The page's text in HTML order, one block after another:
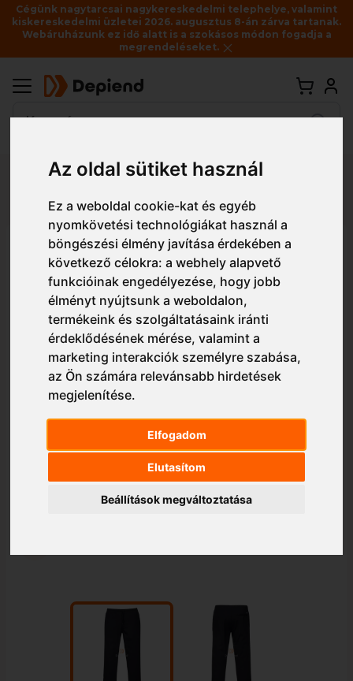
Az oldal sütiket használ
Ez a weboldal cookie-kat és egyéb
nyomkövetési technológiákat használ a
böngészési élmény javítása érdekében a
következő célokra:a webhely alapvető
funkcióinak engedélyezése, hogy jobb
élményt nyújtsunk a weboldalon,
termékeink és szolgáltatásaink iránti
érdeklődésének mérése, valamint a
marketing interakciók személyre szabása,
az Ön számára relevánsabb hirdetések
megjelenítése.
Elfogadom
Elutasítom
Beállítások megváltoztatása
Cégünk nagytarcsai nagykereskedelmi telephelye, valamint
kiskereskedelmi üzletei 2026. augusztus 8-án zárva tartanak.
Webáruházunk ez idő alatt is a szokásos módon fogadja a
megrendeléseket.
C070 Portwest Húzózsinóros
séfnadrág